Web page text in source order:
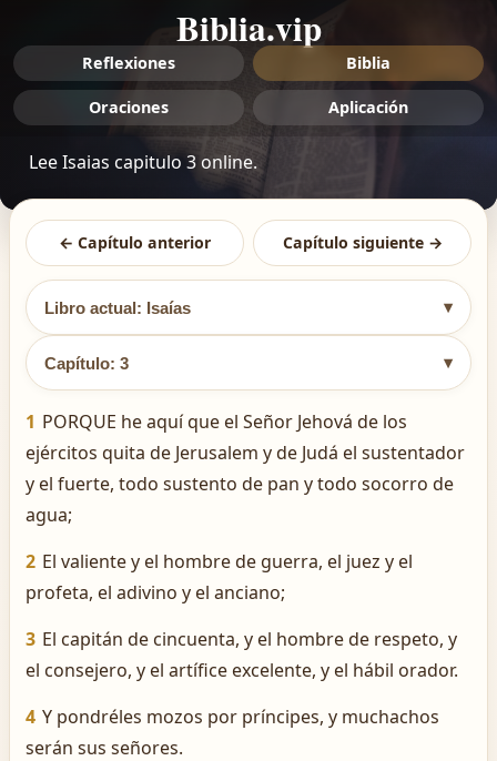
Biblia.vip
Reflexiones Biblia
Oraciones Aplicación
Lee Isaias capitulo 3 online.
← Capítulo anterior Capítulo siguiente →
Libro actual: Isaías ▾
Capítulo: 3 ▾
1 PORQUE he aquí que el Señor Jehová de los
ejércitos quita de Jerusalem y de Judá el sustentador
y el fuerte, todo sustento de pan y todo socorro de
agua;
2 El valiente y el hombre de guerra, el juez y el
profeta, el adivino y el anciano;
3 El capitán de cincuenta, y el hombre de respeto, y
el consejero, y el artífice excelente, y el hábil orador.
4 Y pondréles mozos por príncipes, y muchachos
serán sus señores.